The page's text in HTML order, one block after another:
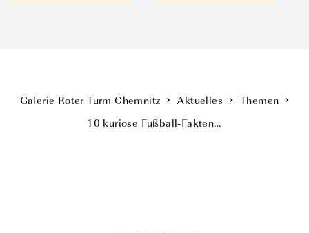
Galerie Roter Turm Chemnitz Aktuelles
Themen
10 kuriose Fußball-Fakten…